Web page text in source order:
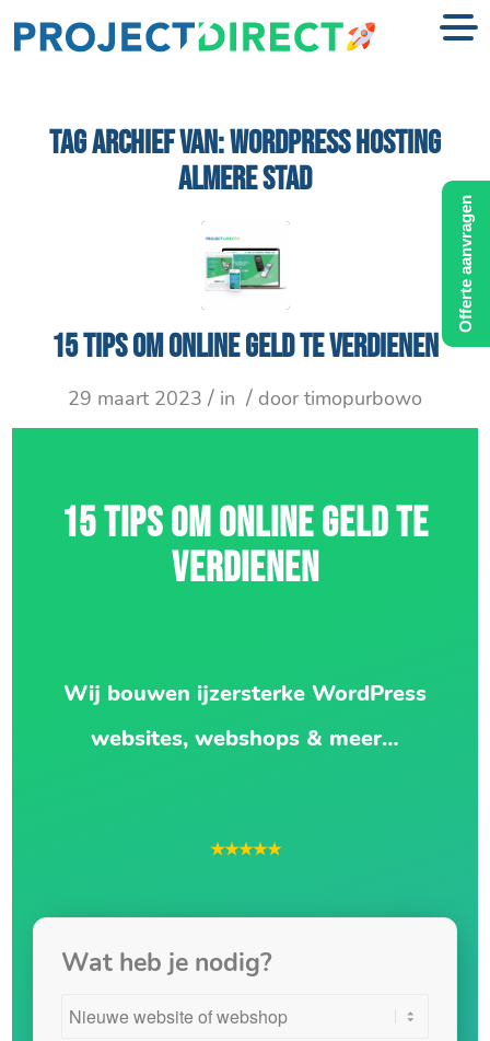
TAG ARCHIEF VAN:WORDPRESS HOSTING
ALMERE STAD
15 tips om online geld te verdienen
29 maart 2023 / in / doortimopurbowo
15 TIPS OM ONLINE GELD TE
VERDIENEN
Wij bouwen ijzersterke WordPress
websites, webshops & meer…
★★★★★
Wat heb je nodig?
Offerte aanvragen